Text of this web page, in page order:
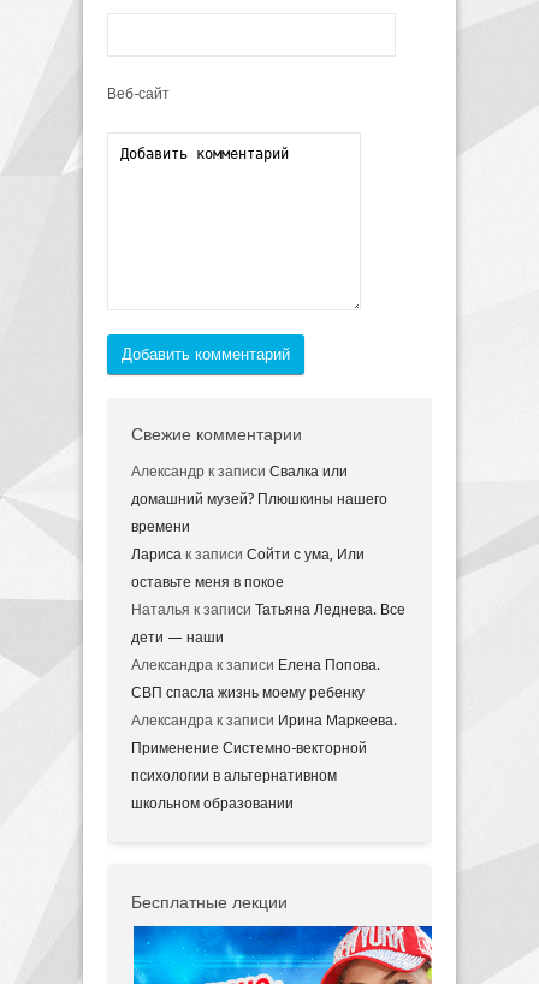
Веб-сайт
Добавить комментарий
Свежие комментарии
Александр к записи Свалка или
домашний музей? Плюшкины нашего
времени
Лариса к записи Сойти с ума, Или
оставьте меня в покое
Наталья к записи Татьяна Леднева. Все
дети — наши
Александра к записи Елена Попова.
СВП спасла жизнь моему ребенку
Александра к записи Ирина Маркеева.
Применение Системно-векторной
психологии в альтернативном
школьном образовании
Бесплатные лекции